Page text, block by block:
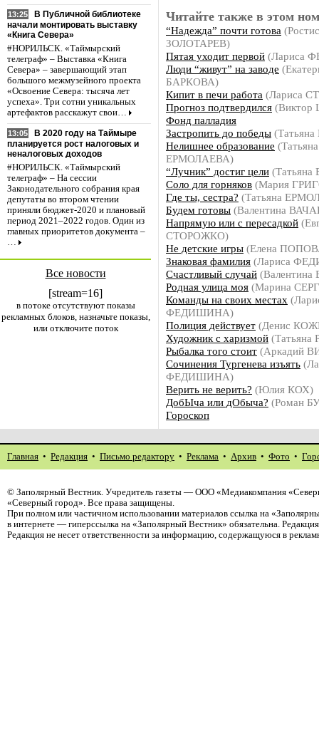
13:25
В Публичной библиотеке
начали монтировать выставку
«Книга Севера»
#НОРИЛЬСК. «Таймырский
телеграф» – Выставка «Книга
Севера» – завершающий этап
большого межмузейного проекта
«Освоение Севера: тысяча лет
успеха». Три сотни уникальных
артефактов расскажут свои…
13:05
В 2020 году на Таймыре
планируется рост налоговых и
неналоговых доходов
#НОРИЛЬСК. «Таймырский
телеграф» – На сессии
Законодательного собрания края
депутаты во втором чтении
приняли бюджет-2020 и плановый
период 2021–2022 годов. Один из
главных приоритетов документа –
…
Все новости
[stream=16]
в потоке отсутствуют показы
рекламных блоков, назначьте показы,
или отключите поток
Читайте также в этом
“Надежда” почти готова
ЗОЛОТАРЕВ)
Пятая уходит первой (Лариса
Люди “живут” на заводе
БАРКОВА)
Кипит в печи работа (Лариса
Прогноз подтвердился (Виктор
Фонд палладия
Застропить до победы
Нелишнее образование (Татьяна
ЕРМОЛАЕВА)
“Лучник” достиг цели
Соло для горняков (Мария
Где ты, сестра? (Татьяна
Будем готовы (Валентина
Напрямую или с пересадкой
СТОРОЖКО)
Не детские игры (Елена
Знаковая фамилия (Лариса
Счастливый случай
Родная улица моя (Марина
Команды на своих местах
ФЕДИШИНА)
Полиция действует (Денис
Художник с харизмой
Рыбалка того стоит (Аркадий
Сочинения Тургенева изъять
ФЕДИШИНА)
Верить не верить? (Юлия КОХ)
ДобЫча или дОбыча? (Роман
Гороскоп
Главная • Редакция • Письмо редактору • Реклама • Архив • Фото •
© Заполярный Вестник. Учредитель газеты — ООО «Медиакомпания
«Северный город». Все права защищены.
При полном или частичном использовании материалов ссылка на
в интернете — гиперссылка на «Заполярный Вестник» обязательна.
Редакция не несет ответственности за информацию, содержащуюся в